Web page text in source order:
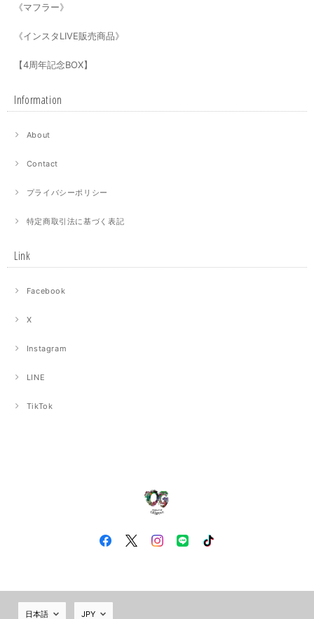
《マフラー》
《インスタLIVE販売商品》
【4周年記念BOX】
Information
About
Contact
プライバシーポリシー
特定商取引法に基づく表記
Link
Facebook
X
Instagram
LINE
TikTok